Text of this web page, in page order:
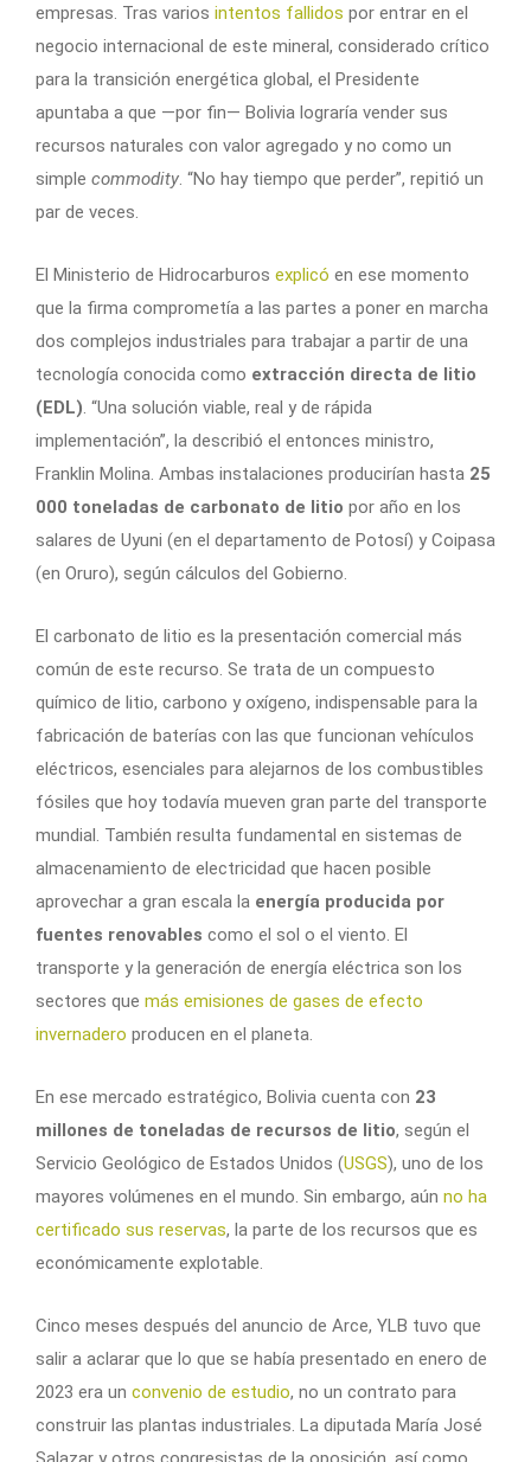
empresas. Tras varios intentos fallidos por entrar en el
negocio internacional de este mineral, considerado crítico
para la transición energética global, el Presidente
apuntaba a que —por fin— Bolivia lograría vender sus
recursos naturales con valor agregado y no como un
simple commodity. “No hay tiempo que perder”, repitió un
par de veces.
El Ministerio de Hidrocarburos explicó en ese momento
que la firma comprometía a las partes a poner en marcha
dos complejos industriales para trabajar a partir de una
tecnología conocida como extracción directa de litio
(EDL). “Una solución viable, real y de rápida
implementación”, la describió el entonces ministro,
Franklin Molina. Ambas instalaciones producirían hasta 25
000 toneladas de carbonato de litio por año en los
salares de Uyuni (en el departamento de Potosí) y Coipasa
(en Oruro), según cálculos del Gobierno.
El carbonato de litio es la presentación comercial más
común de este recurso. Se trata de un compuesto
químico de litio, carbono y oxígeno, indispensable para la
fabricación de baterías con las que funcionan vehículos
eléctricos, esenciales para alejarnos de los combustibles
fósiles que hoy todavía mueven gran parte del transporte
mundial. También resulta fundamental en sistemas de
almacenamiento de electricidad que hacen posible
aprovechar a gran escala la energía producida por
fuentes renovables como el sol o el viento. El
transporte y la generación de energía eléctrica son los
sectores que más emisiones de gases de efecto
invernadero producen en el planeta.
En ese mercado estratégico, Bolivia cuenta con 23
millones de toneladas de recursos de litio, según el
Servicio Geológico de Estados Unidos (USGS), uno de los
mayores volúmenes en el mundo. Sin embargo, aún no ha
certificado sus reservas, la parte de los recursos que es
económicamente explotable.
Cinco meses después del anuncio de Arce, YLB tuvo que
salir a aclarar que lo que se había presentado en enero de
2023 era un convenio de estudio, no un contrato para
construir las plantas industriales. La diputada María José